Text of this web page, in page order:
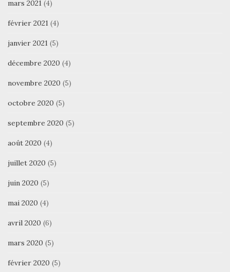
mars 2021 (4)
février 2021 (4)
janvier 2021 (5)
décembre 2020 (4)
novembre 2020 (5)
octobre 2020 (5)
septembre 2020 (5)
août 2020 (4)
juillet 2020 (5)
juin 2020 (5)
mai 2020 (4)
avril 2020 (6)
mars 2020 (5)
février 2020 (5)